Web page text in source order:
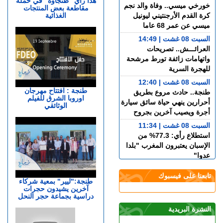
مقاطعة بعض المنتجات
الغذائية
طنجة : افتتاح مهرجان
اوروبا الشرق للفيلم
الوثائقي
طنجة:"ليير" بمعية شركاء
آخرين يشيدون حجرات
دراسية بجماعة حجر النحل
خورخي ميسي.. وفاة والد نجم
كرة القدم الأرجنتيني ليونيل
ميسي عن عمر 68 عاما
السبت 08 غشت | 14:49
العرائـــش.. تصريحات
واتهامات زائفة تورط مرشحة
للهجرة السرية
السبت 08 غشت | 12:40
طنجة.. حادث مروع بطريق
أحرارين ينهي حياة سائق سيارة
أجرة ويصيب آخرين بجروح
السبت 08 غشت | 11:34
استطلاع رأي: 77.3% من
الإسبان يعتبرون المغرب "بلدا
عدوا"
الجمعة 07 غشت | 23:01
سوء تدبير.. وزارة النقل تتسبب
الجمعة 07 غشت | 22:30
تابعنا على فيسبوك
النشرة البريدية